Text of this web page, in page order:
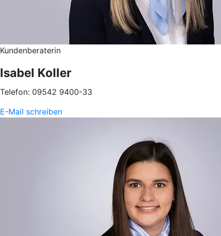
Kundenberaterin
Isabel Koller
Telefon: 09542 9400-33
E-Mail schreiben